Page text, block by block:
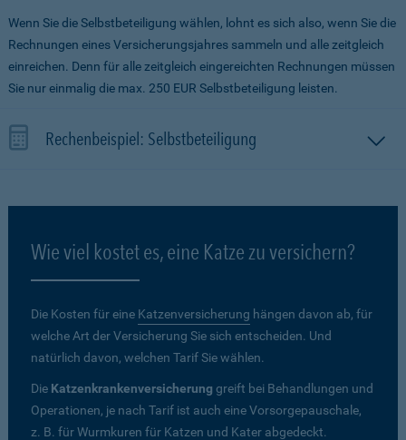
Wenn Sie die Selbstbeteiligung wählen, lohnt es sich also, wenn Sie die
Rechnungen eines Versicherungsjahres sammeln und alle zeitgleich
einreichen. Denn für alle zeitgleich eingereichten Rechnungen müssen
Sie nur einmalig die max. 250 EUR Selbstbeteiligung leisten.
Rechenbeispiel: Selbstbeteiligung
Wie viel kostet es, eine Katze zu versichern?
Die Kosten für eine Katzenversicherung hängen davon ab, für
welche Art der Versicherung Sie sich entscheiden. Und
natürlich davon, welchen Tarif Sie wählen.
Die Katzenkrankenversicherung greift bei Behandlungen und
Operationen, je nach Tarif ist auch eine Vorsorgepauschale,
z. B. für Wurmkuren für Katzen und Kater abgedeckt.